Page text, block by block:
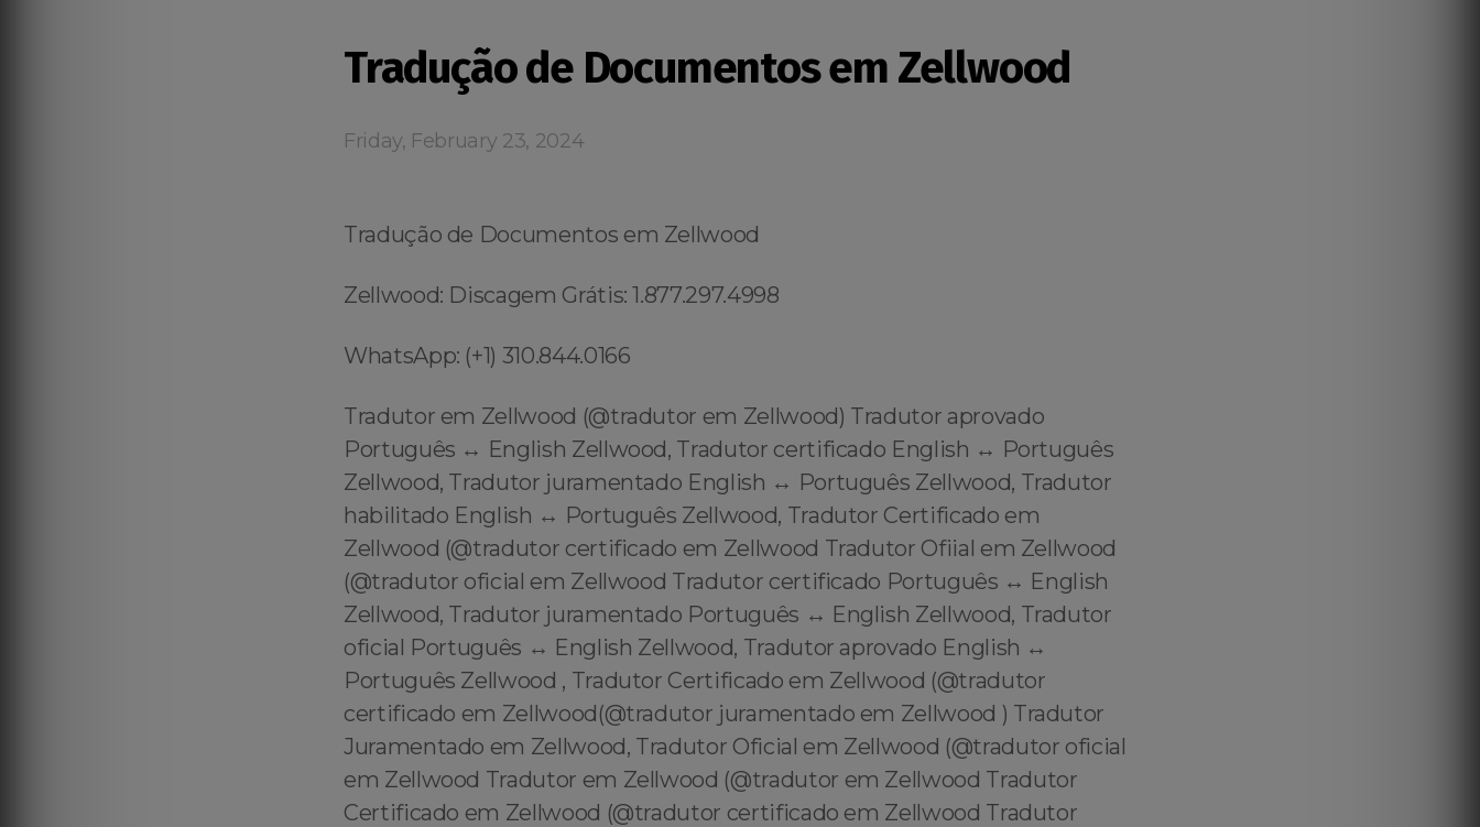
Tradução de Documentos em Zellwood
Friday, February 23, 2024
Tradução de Documentos em Zellwood
Zellwood: Discagem Grátis: 1.877.297.4998
WhatsApp: (+1) 310.844.0166
Tradutor em Zellwood (@tradutor em Zellwood) Tradutor aprovado
Português ↔️ English Zellwood, Tradutor certificado English ↔️ Português
Zellwood, Tradutor juramentado English ↔️ Português Zellwood, Tradutor
habilitado English ↔️ Português Zellwood, Tradutor Certificado em
Zellwood (@tradutor certificado em Zellwood Tradutor Ofiial em Zellwood
(@tradutor oficial em Zellwood Tradutor certificado Português ↔️ English
Zellwood, Tradutor juramentado Português ↔️ English Zellwood, Tradutor
oficial Português ↔️ English Zellwood, Tradutor aprovado English ↔️
Português Zellwood , Tradutor Certificado em Zellwood (@tradutor
certificado em Zellwood(@tradutor juramentado em Zellwood ) Tradutor
Juramentado em Zellwood, Tradutor Oficial em Zellwood (@tradutor oficial
em Zellwood Tradutor em Zellwood (@tradutor em Zellwood Tradutor
Certificado em Zellwood (@tradutor certificado em Zellwood Tradutor